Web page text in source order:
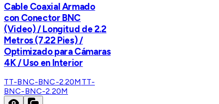
Cable Coaxial Armado
con Conector BNC
(Video) / Longitud de 2.2
Metros (7.22 Pies) /
Optimizado para Cámaras
4K / Uso en Interior
TT-BNC-BNC-2.20M TT-
BNC-BNC-2.20M